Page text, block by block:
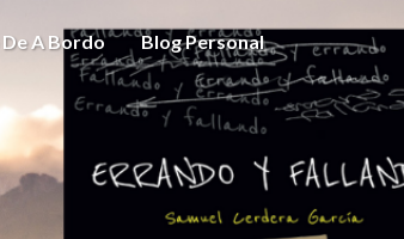
A Bordo Blog Personal